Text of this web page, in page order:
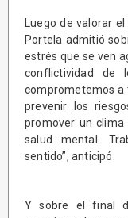
Luego de valorar
Portela admitió
estrés que se ven
conflictividad de
comprometemos a
prevenir los
promover un
salud mental.
sentido”, anticipó.
Y sobre el final